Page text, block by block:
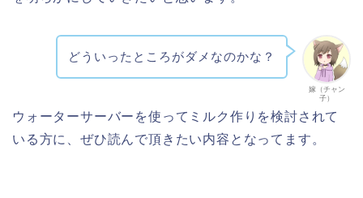
嫁（チャン
子）
どういったところがダメなのかな？
ウォーターサーバーを使ってミルク作りを検討されて
いる方に、ぜひ読んで頂きたい内容となってます。